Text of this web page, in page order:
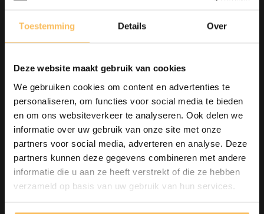
Toestemming Details Over
Deze website maakt gebruik van cookies
We gebruiken cookies om content en advertenties te
personaliseren, om functies voor social media te bieden
en om ons websiteverkeer te analyseren. Ook delen we
informatie over uw gebruik van onze site met onze
partners voor social media, adverteren en analyse. Deze
partners kunnen deze gegevens combineren met andere
informatie die u aan ze heeft verstrekt of die ze hebben
verzameld op basis van uw gebruik van hun services.
Slaapkamermeubelen
Boekenkasten
Woonaccessoires
Houten fruitschalen
Wanddecoratie
Houtsnijwerk meubelen
Binnen decoratie